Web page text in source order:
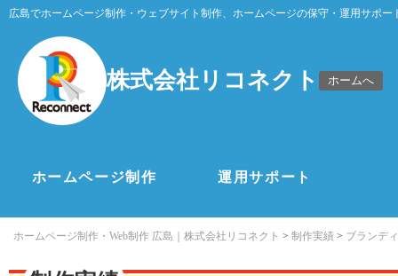
広島でホームページ制作・ウェブサイト制作、ホームページの保守・運用サポー
株式会社リコネクト ホームへ
ホームページ制作 運用サポート
ホームページ制作・Web制作 広島｜株式会社リコネクト > 制作実績 > ブランデ